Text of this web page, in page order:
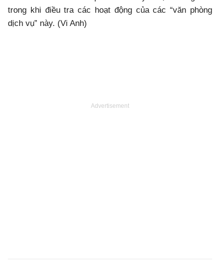
trong khi điều tra các hoạt động của các “văn phòng
dịch vụ” này. (Vi Anh)
Advertisement